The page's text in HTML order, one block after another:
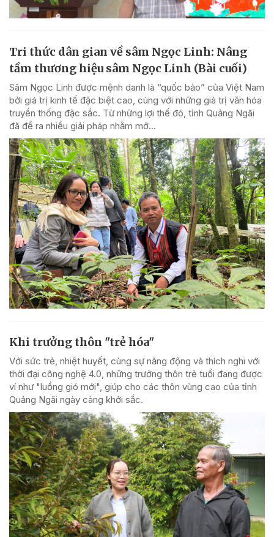
Tri thức dân gian về sâm Ngọc Linh: Nâng
tầm thương hiệu sâm Ngọc Linh (Bài cuối)
Sâm Ngọc Linh được mệnh danh là “quốc bảo” của Việt Nam
bởi giá trị kinh tế đặc biệt cao, cùng với những giá trị văn hóa
truyền thống đặc sắc. Từ những lợi thế đó, tỉnh Quảng Ngãi
đã đề ra nhiều giải pháp nhằm mở...
Khi trưởng thôn "trẻ hóa"
Với sức trẻ, nhiệt huyết, cùng sự năng động và thích nghi với
thời đại công nghệ 4.0, những trưởng thôn trẻ tuổi đang được
ví như "luồng gió mới", giúp cho các thôn vùng cao của tỉnh
Quảng Ngãi ngày càng khởi sắc.